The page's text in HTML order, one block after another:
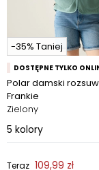
-35% Taniej
DOSTĘPNE TYLKO
Polar damski
Frankie
Zielony
5 kolory
Teraz 109,99 zł